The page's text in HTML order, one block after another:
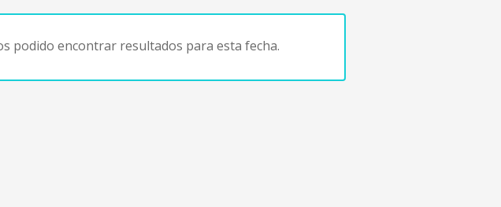
podido encontrar resultados para esta fecha.